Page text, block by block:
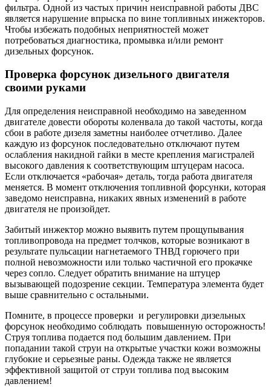
фильтра. Одной из частых причин неисправной работы ДВС
является нарушение впрыска по вине топливных инжекторов.
Чтобы избежать подобных неприятностей может
потребоваться диагностика, промывка и/или ремонт
дизельных форсунок.
Проверка форсунок дизельного двигателя
своими руками
Для определения неисправной необходимо на заведенном
двигателе довести обороты коленвала до такой частоты, когда
сбои в работе дизеля заметны наиболее отчетливо. Далее
каждую из форсунок последовательно отключают путем
ослабления накидной гайки в месте крепления магистралей
высокого давления к соответствующим штуцерам насоса.
Если отключается «рабочая» деталь, тогда работа двигателя
меняется. В момент отключения топливной форсунки, которая
заведомо неисправна, никаких явных изменений в работе
двигателя не произойдет.
Забитый инжектор можно выявить путем прощупывания
топливопровода на предмет толчков, которые возникают в
результате пульсации нагнетаемого ТНВД горючего при
полной невозможности или только частичной его прокачке
через сопло. Следует обратить внимание на штуцер
вызывающей подозрение секции. Температура элемента будет
выше сравнительно с остальными.
Помните, в процессе проверки и регулировки дизельных
форсунок необходимо соблюдать повышенную осторожность!
Струя топлива подается под большим давлением. При
попадании такой струи на открытые участки кожи возможны
глубокие и серьезные раны. Одежда также не является
эффективной защитой от струи топлива под высоким
давлением!